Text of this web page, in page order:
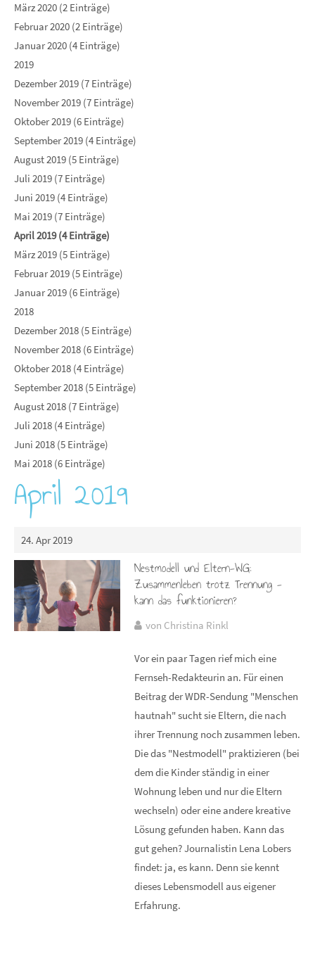
März 2020 (2 Einträge)
Februar 2020 (2 Einträge)
Januar 2020 (4 Einträge)
2019
Dezember 2019 (7 Einträge)
November 2019 (7 Einträge)
Oktober 2019 (6 Einträge)
September 2019 (4 Einträge)
August 2019 (5 Einträge)
Juli 2019 (7 Einträge)
Juni 2019 (4 Einträge)
Mai 2019 (7 Einträge)
April 2019 (4 Einträge)
März 2019 (5 Einträge)
Februar 2019 (5 Einträge)
Januar 2019 (6 Einträge)
2018
Dezember 2018 (5 Einträge)
November 2018 (6 Einträge)
Oktober 2018 (4 Einträge)
September 2018 (5 Einträge)
August 2018 (7 Einträge)
Juli 2018 (4 Einträge)
Juni 2018 (5 Einträge)
Mai 2018 (6 Einträge)
April 2019
24. Apr 2019
Nestmodell und Eltern-WG:
Zusammenleben trotz Trennung -
kann das funktionieren?
von Christina Rinkl
Vor ein paar Tagen rief mich eine
Fernseh-Redakteurin an. Für einen
Beitrag der WDR-Sendung "Menschen
hautnah" sucht sie Eltern, die nach
ihrer Trennung noch zusammen leben.
Die das "Nestmodell" praktizieren (bei
dem die Kinder ständig in einer
Wohnung leben und nur die Eltern
wechseln) oder eine andere kreative
Lösung gefunden haben. Kann das
gut gehen? Journalistin Lena Lobers
findet: ja, es kann. Denn sie kennt
dieses Lebensmodell aus eigener
Erfahrung.